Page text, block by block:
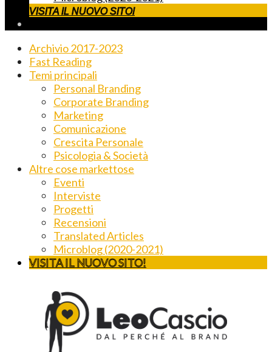
VISITA IL NUOVO SITO!
Archivio 2017-2023
Fast Reading
Temi principali
Personal Branding
Corporate Branding
Marketing
Comunicazione
Crescita Personale
Psicologia & Società
Altre cose markettose
Eventi
Interviste
Progetti
Recensioni
Translated Articles
Microblog (2020-2021)
VISITA IL NUOVO SITO!